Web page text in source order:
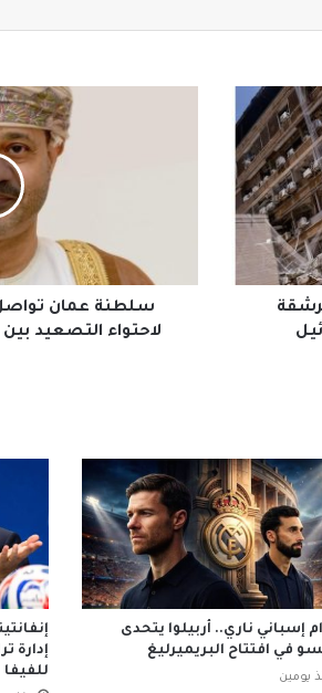
جراء الرشقة
إيران
الإسرائيلي
سلطنة عمان
لاحتواء التصعيد بين
إسباني ناري.. أربيلوا يتحدى
في افتتاح البريميرليغ
يومين
إدارة
للفيفا